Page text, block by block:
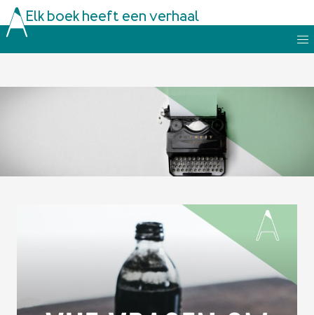
Elk boek heeft een verhaal